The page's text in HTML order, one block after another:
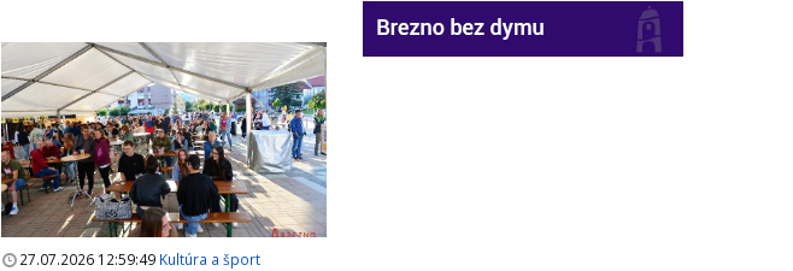
27.07.2026 12:59:49 Kultúra a šport